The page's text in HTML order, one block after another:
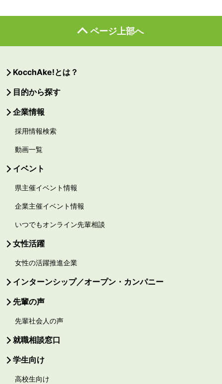
ページ上部へ
KocchAke!とは？
目的から探す
企業情報
採用情報検索
動画一覧
イベント
県主催イベント情報
企業主催イベント情報
いつでもオンライン先輩相談
女性活躍
女性の活躍推進企業
インターンシップ／オープン・カンパニー
先輩の声
先輩社会人の声
就職相談窓口
学生向け
高校生向け